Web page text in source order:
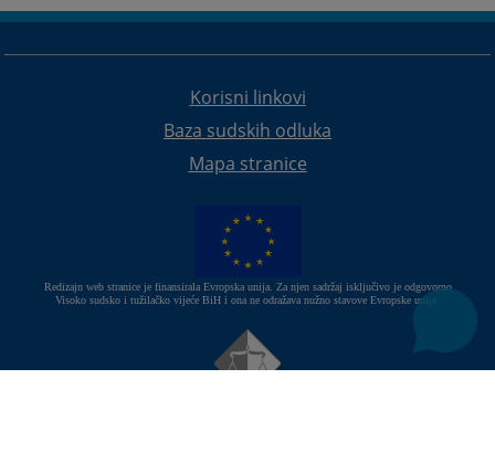
Korisni linkovi
Baza sudskih odluka
Mapa stranice
Redizajn web stranice je finansirala Evropska unija. Za njen sadržaj isključivo je odgovorno
Visoko sudsko i tužilačko vijeće BiH i ona ne odražava nužno stavove Evropske unije.